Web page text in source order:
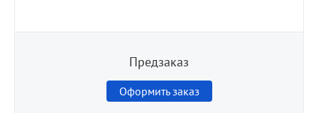
Предзаказ
Оформить заказ